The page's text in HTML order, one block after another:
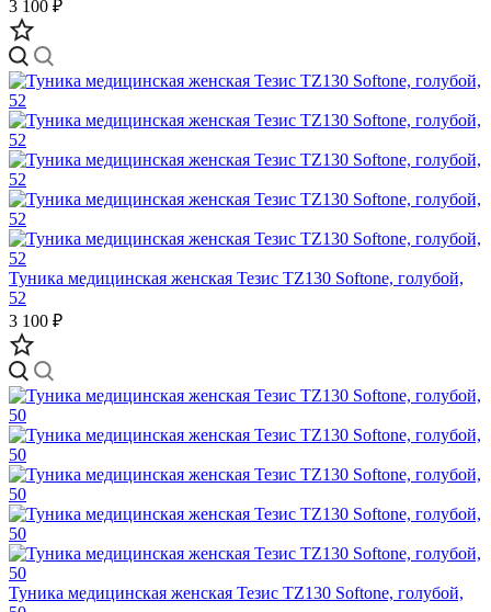
3 100 ₽
Туника медицинская женская Тезис TZ130 Softone, голубой,
52
3 100 ₽
Туника медицинская женская Тезис TZ130 Softone, голубой,